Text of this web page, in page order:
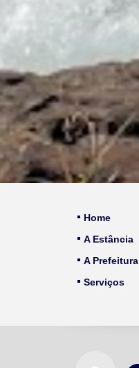
Home
A Estância
A Prefeitura
Serviços